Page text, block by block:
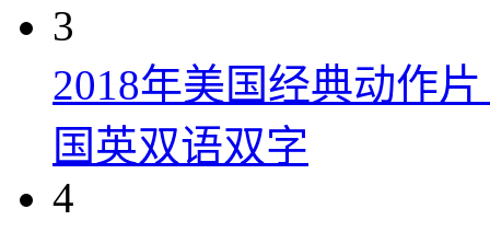
3
2018年美国经典动作
国英双语双字
4